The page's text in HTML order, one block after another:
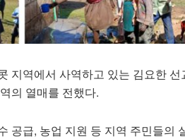
지역에서 사역하고 있는 김요한 선
의 열매를 전했다.
공급, 농업 지원 등 지역 주민들의